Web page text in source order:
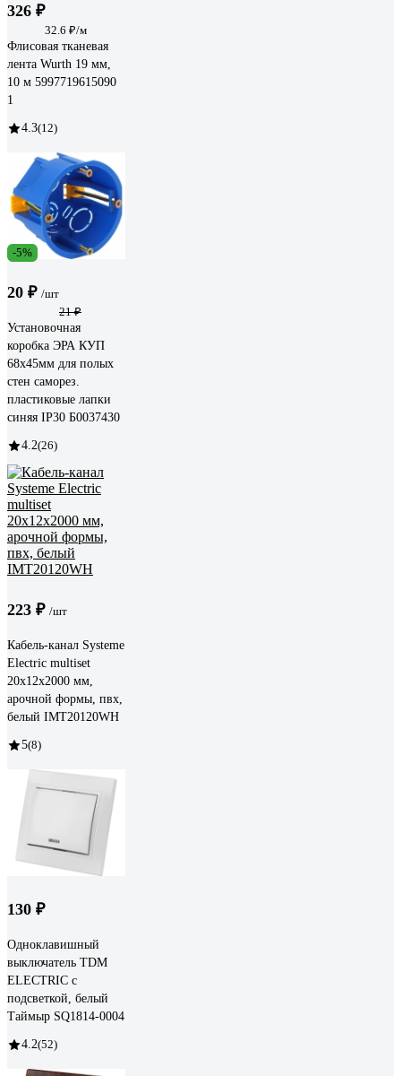
326 ₽
32.6 ₽/м
Флисовая тканевая
лента Wurth 19 мм,
10 м 5997719615090
1
4.3(12)
-5%
20 ₽ /шт
21 ₽
Установочная
коробка ЭРА КУП
68х45мм для полых
стен саморез.
пластиковые лапки
синяя IP30 Б0037430
4.2(26)
223 ₽ /шт
Кабель-канал Systeme
Electric multiset
20x12x2000 мм,
арочной формы, пвх,
белый IMT20120WH
5(8)
130 ₽
Одноклавишный
выключатель TDM
ELECTRIC с
подсветкой, белый
Таймыр SQ1814-0004
4.2(52)